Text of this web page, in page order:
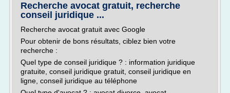
Recherche avocat gratuit, recherche
conseil juridique ...
Recherche avocat gratuit avec Google
Pour obtenir de bons résultats, ciblez bien votre
recherche :
Quel type de conseil juridique ? : information juridique
gratuite, conseil juridique gratuit, conseil juridique en
ligne, conseil juridique au téléphone